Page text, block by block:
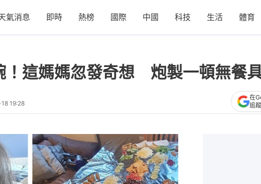
氣消息 即時 熱榜 國際 中國 科技 生活 體育
！這媽媽忽發奇想 炮製一頓無餐
19:28
在
追